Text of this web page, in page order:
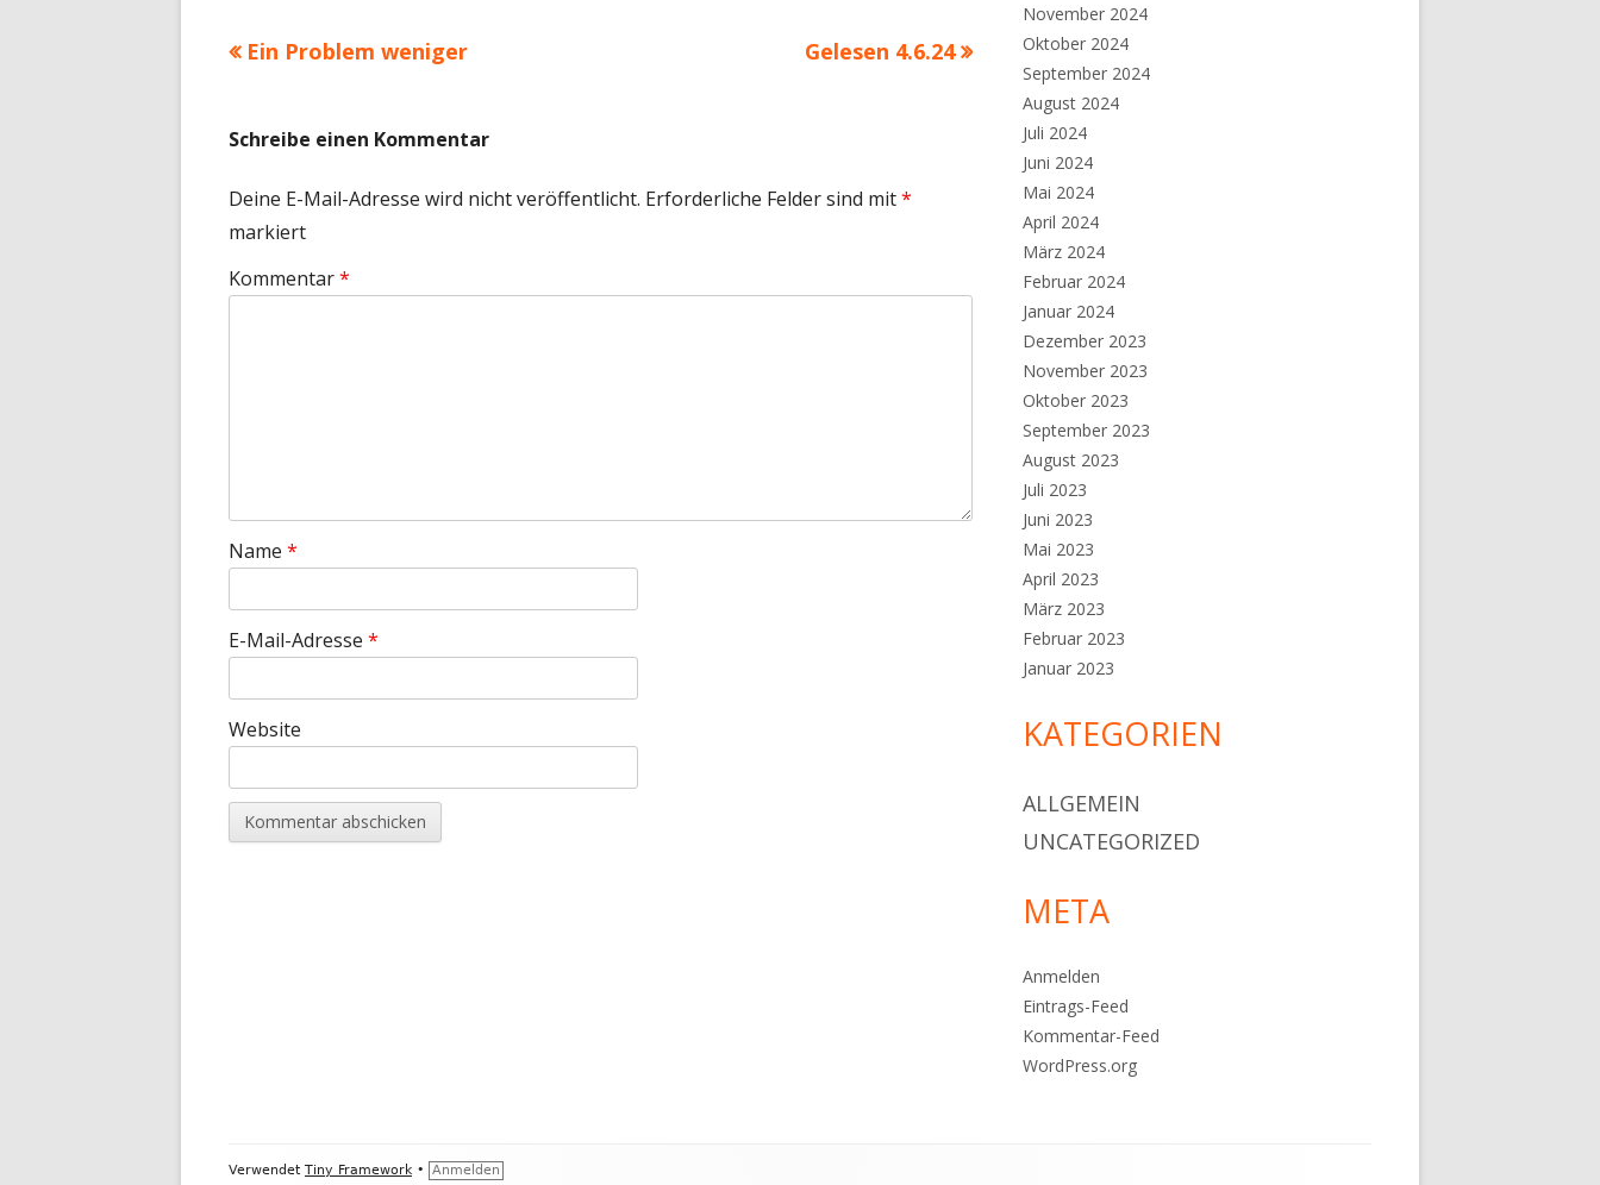
Beitragsnavigation
Vorheriger
Ein Problem weniger
Nächster
Gelesen 4.6.24
Schreibe einen Kommentar
Deine E-Mail-Adresse wird nicht veröffentlicht. Erforderliche Felder sind mit*
markiert
Kommentar*
Name *
E-Mail-Adresse *
Website
November 2024
Oktober 2024
September 2024
August 2024
Juli 2024
Juni 2024
Mai 2024
April 2024
März 2024
Februar 2024
Januar 2024
Dezember 2023
November 2023
Oktober 2023
September 2023
August 2023
Juli 2023
Juni 2023
Mai 2023
April 2023
März 2023
Februar 2023
Januar 2023
KATEGORIEN
ALLGEMEIN
UNCATEGORIZED
META
Anmelden
Eintrags-Feed
Kommentar-Feed
WordPress.org
Footer
Verwendet Tiny Framework • Anmelden